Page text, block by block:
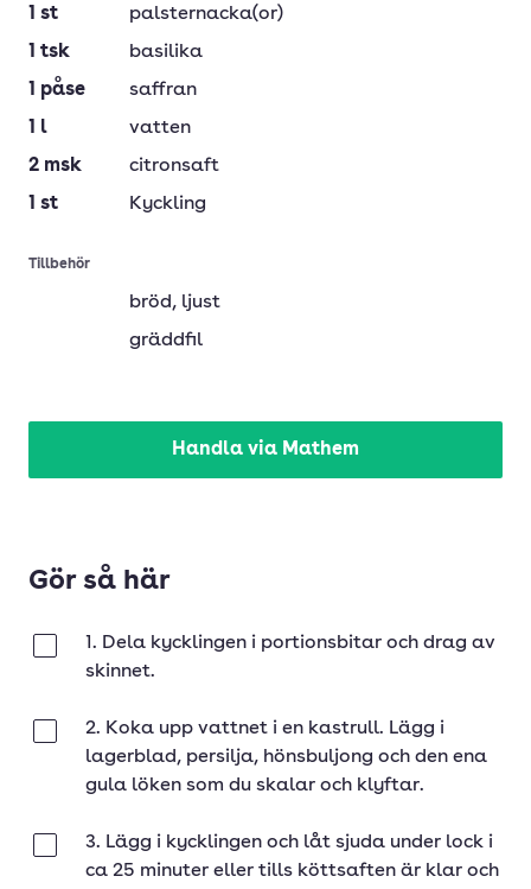
1 st
palsternacka(or)
1 tsk
basilika
1 påse
saffran
1 l
vatten
2 msk
citronsaft
1 st Kyckling
Tillbehör
bröd, ljust
gräddfil
Handla via Mathem
Gör så här
1. Dela kycklingen i portionsbitar och drag av
skinnet.
2. Koka upp vattnet i en kastrull. Lägg i
lagerblad, persilja, hönsbuljong och den ena
gula löken som du skalar och klyftar.
3. Lägg i kycklingen och låt sjuda under lock i
ca 25 minuter eller tills köttsaften är klar och